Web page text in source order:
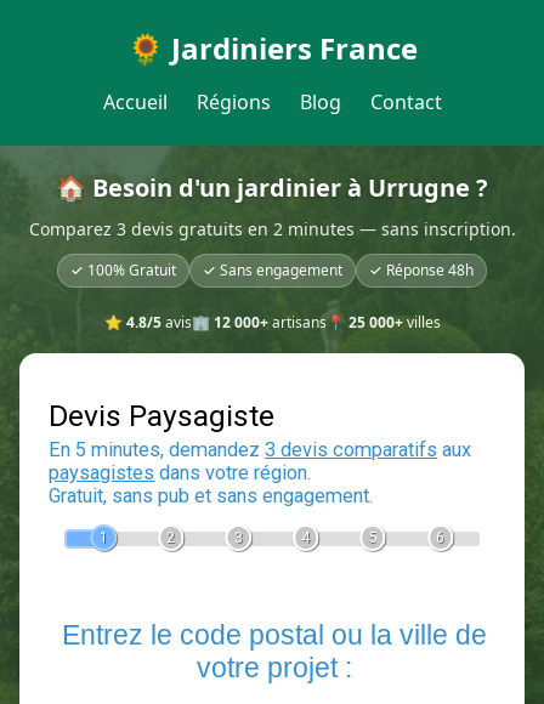
🌻 Jardiniers France
Accueil Régions Blog Contact
🏠 Besoin d'un jardinier à Urrugne ?
Comparez 3 devis gratuits en 2 minutes — sans inscription.
✓ 100% Gratuit ✓ Sans engagement ✓ Réponse 48h
⭐ 4.8/5avis🏢 12 000+artisans📍 25 000+villes
Devis Paysagiste
En 5 minutes, demandez3 devis comparatifs